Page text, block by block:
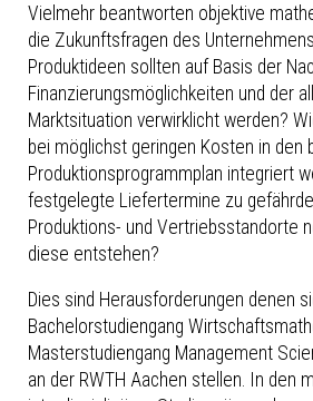
Vielmehr beantworten objektive
die Zukunftsfragen des
Produktideen sollten auf Basis der
Finanzierungsmöglichkeiten und der
Marktsituation verwirklicht werden?
bei möglichst geringen Kosten in den
Produktionsprogrammplan integriert
festgelegte Liefertermine zu
Produktions- und Vertriebsstandorte
diese entstehen?
Dies sind Herausforderungen denen
Bachelorstudiengang
Masterstudiengang Management
an der RWTH Aachen stellen. In den